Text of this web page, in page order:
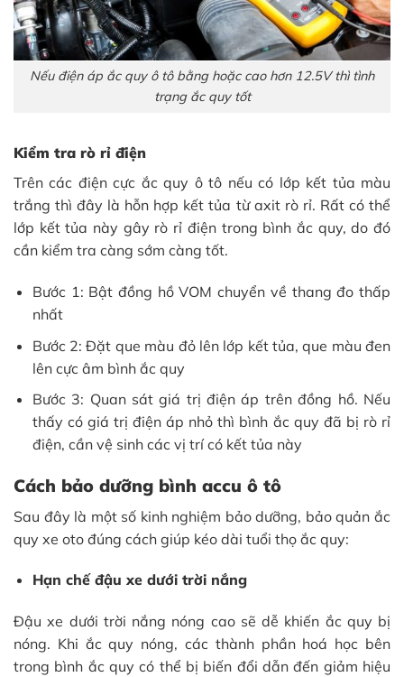
Nếu điện áp ắc quy ô tô bằng hoặc cao hơn 12.5V thì tình
trạng ắc quy tốt
Kiểm tra rò rỉ điện
Trên các điện cực ắc quy ô tô nếu có lớp kết tủa màu
trắng thì đây là hỗn hợp kết tủa từ axit rò rỉ. Rất có thể
lớp kết tủa này gây rò rỉ điện trong bình ắc quy, do đó
cần kiểm tra càng sớm càng tốt.
Bước 1: Bật đồng hồ VOM chuyển về thang đo thấp
nhất
Bước 2: Đặt que màu đỏ lên lớp kết tủa, que màu đen
lên cực âm bình ắc quy
Bước 3: Quan sát giá trị điện áp trên đồng hồ. Nếu
thấy có giá trị điện áp nhỏ thì bình ắc quy đã bị rò rỉ
điện, cần vệ sinh các vị trí có kết tủa này
Cách bảo dưỡng bình accu ô tô
Sau đây là một số kinh nghiệm bảo dưỡng, bảo quản ắc
quy xe oto đúng cách giúp kéo dài tuổi thọ ắc quy:
Hạn chế đậu xe dưới trời nắng
Đậu xe dưới trời nắng nóng cao sẽ dễ khiến ắc quy bị
nóng. Khi ắc quy nóng, các thành phần hoá học bên
trong bình ắc quy có thể bị biến đổi dẫn đến giảm hiệu